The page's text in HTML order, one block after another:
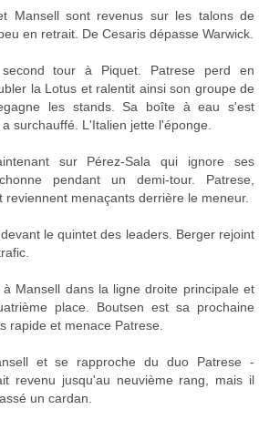
Mansell sont revenus sur les talons de
en retrait. De Cesaris dépasse Warwick.
tour à Piquet. Patrese perd en
la Lotus et ralentit ainsi son groupe de
les stands. Sa boîte à eau s'est
surchauffé. L'Italien jette l'éponge.
sur Pérez-Sala qui ignore ses
pendant un demi-tour. Patrese,
reviennent menaçants derrière le meneur.
le quintet des leaders. Berger rejoint
Mansell dans la ligne droite principale et
place. Boutsen est sa prochaine
rapide et menace Patrese.
et se rapproche du duo Patrese -
revenu jusqu'au neuvième rang, mais il
un cardan.